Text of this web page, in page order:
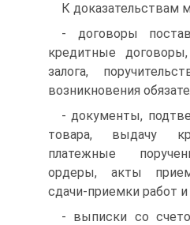
К доказательствам
- договоры
кредитные
залога,
возникновения
- документы,
товара, выдачу
платежные
ордеры, акты
сдачи-приемки работ и
- выписки со